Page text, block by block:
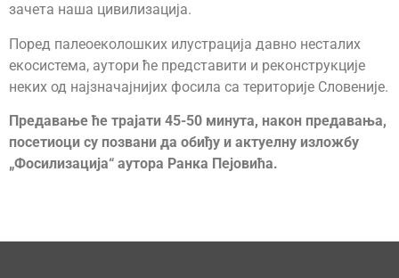
зачета наша цивилизација.
Поред палеоеколошких илустрација давно несталих
екосистема, аутори ће представити и реконструкције
неких од најзначајнијих фосила са територије Словеније.
Предавање ће трајати 45-50 минута, након предавања,
посетиоци су позвани да обиђу и актуелну изложбу
„Фосилизација“ аутора Ранка Пејовићa.